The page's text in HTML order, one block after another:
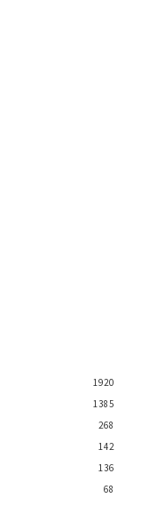
1920
1385
268
142
136
68